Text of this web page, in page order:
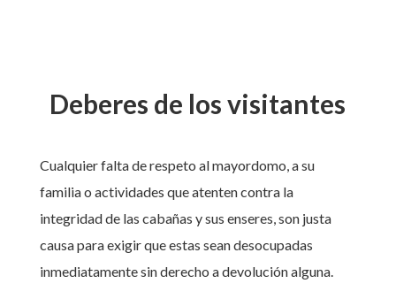
Deberes de los visitantes
Cualquier falta de respeto al mayordomo, a su
familia o actividades que atenten contra la
integridad de las cabañas y sus enseres, son justa
causa para exigir que estas sean desocupadas
inmediatamente sin derecho a devolución alguna.